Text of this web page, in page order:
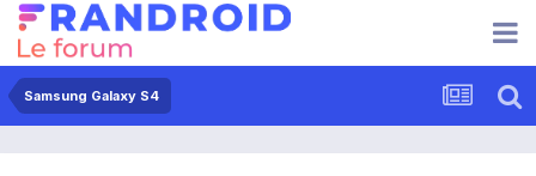
Samsung Galaxy S4